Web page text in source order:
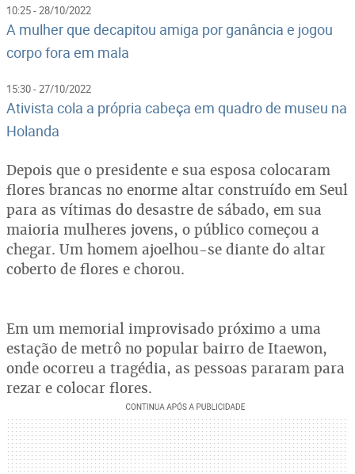
10:25 - 28/10/2022
A mulher que decapitou amiga por ganância e jogou
corpo fora em mala
15:30 - 27/10/2022
Ativista cola a própria cabeça em quadro de museu na
Holanda
Depois que o presidente e sua esposa colocaram
flores brancas no enorme altar construído em Seul
para as vítimas do desastre de sábado, em sua
maioria mulheres jovens, o público começou a
chegar. Um homem ajoelhou-se diante do altar
coberto de flores e chorou.
Em um memorial improvisado próximo a uma
estação de metrô no popular bairro de Itaewon,
onde ocorreu a tragédia, as pessoas pararam para
rezar e colocar flores.